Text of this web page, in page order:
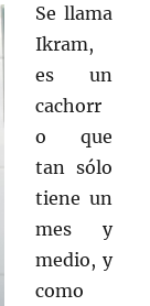
Se llama
Ikram,
es un
cachorr
o que
tan sólo
tiene un
mes y
medio, y
como